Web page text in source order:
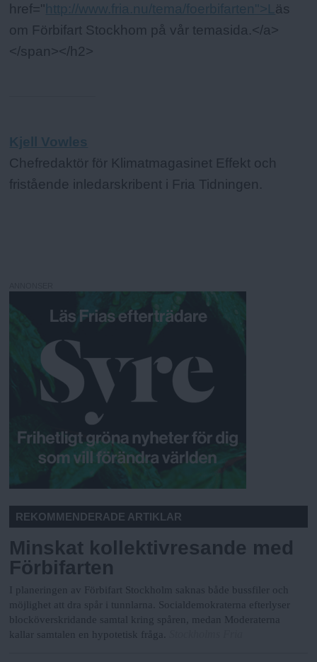
href=" http://www.fria.nu/tema/foerbifarten">L äs
om Förbifart Stockhom på vår temasida.</a>
</span></h2>
Kjell Vowles
Chefredaktör för Klimatmagasinet Effekt och
fristående inledarskribent i Fria Tidningen.
REKOMMENDERADE ARTIKLAR
Minskat kollektivresande med
Förbifarten
I planeringen av Förbifart Stockholm saknas både bussfiler och
möjlighet att dra spår i tunnlarna. Socialdemokraterna efterlyser
blocköverskridande samtal kring spåren, medan Moderaterna
kallar samtalen en hypotetisk fråga.